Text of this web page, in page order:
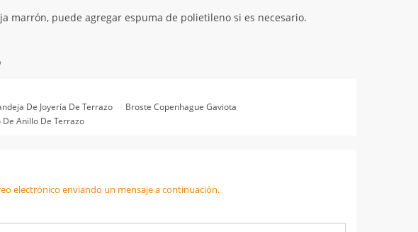
marrón, puede agregar espuma de polietileno si es necesario.
De Joyería De Terrazo
Broste Copenhague Gaviota
De Anillo De Terrazo
electrónico enviando un mensaje a continuación.